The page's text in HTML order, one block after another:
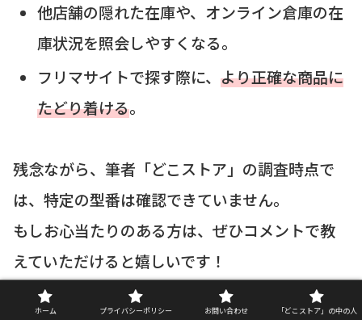
他店舗の隠れた在庫や、オンライン倉庫の在
庫状況を照会しやすくなる。
フリマサイトで探す際に、 より正確な商品に
たどり着ける。
残念ながら、筆者「どこストア」の調査時点で
は、特定の型番は確認できていません。
もしお心当たりのある方は、ぜひコメントで教
えていただけると嬉しいです！
ホーム プライバシーポリシー お問い合わせ 「どこストア」の中の人